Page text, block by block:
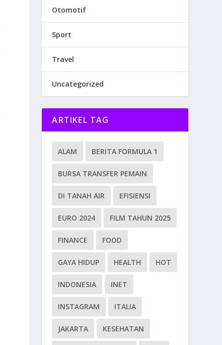
Otomotif
Sport
Travel
Uncategorized
ARTIKEL TAG
ALAM BERITA FORMULA 1
BURSA TRANSFER PEMAIN
DI TANAH AIR EFISIENSI
EURO 2024 FILM TAHUN 2025
FINANCE FOOD
GAYA HIDUP HEALTH HOT
INDONESIA INET
INSTAGRAM ITALIA
JAKARTA KESEHATAN